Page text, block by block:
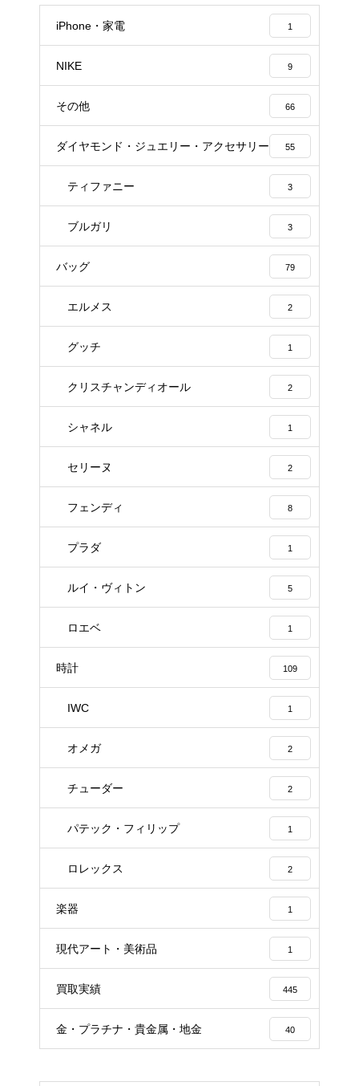
iPhone・家電 1
NIKE 9
その他 66
ダイヤモンド・ジュエリー・アクセサリー 55
ティファニー 3
ブルガリ 3
バッグ 79
エルメス 2
グッチ 1
クリスチャンディオール 2
シャネル 1
セリーヌ 2
フェンディ 8
プラダ 1
ルイ・ヴィトン 5
ロエベ 1
時計 109
IWC 1
オメガ 2
チューダー 2
パテック・フィリップ 1
ロレックス 2
楽器 1
現代アート・美術品 1
買取実績 445
金・プラチナ・貴金属・地金 40